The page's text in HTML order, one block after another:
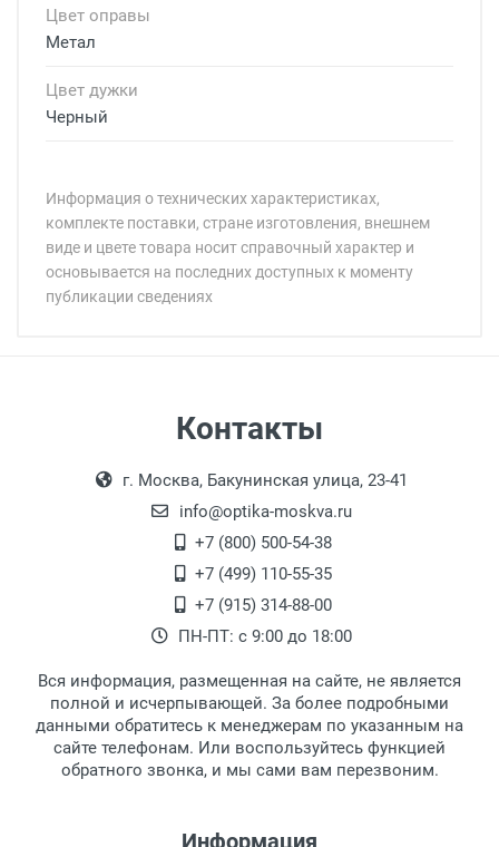
Цвет оправы
Метал
Цвет дужки
Черный
Информация о технических характеристиках,
комплекте поставки, стране изготовления, внешнем
виде и цвете товара носит справочный характер и
основывается на последних доступных к моменту
публикации сведениях
Самовывоз.
Оплата товара производится
наличными непосредственно на пункте
выдачи товара.
Перечисление средств на расчетный счет.
18:00, по субботам с 11:00 до 15:00, в
офисе по адресу: г. Москва,
Переведеновский переулок 17, корпус 1,
второй этаж, тел. +7 (499) 110-55-35.
После того, как заказ поступает в пункт
выдачи, наш менеджер связывается с
клиентом и оповещает о поступлении
Для получения товара при себе
обязательно иметь паспорт.
Заказ необходимо забрать в течение 3
рабочих дней с момента поступления на
дополнительных расходов за хранение
Контакты
г. Москва, Бакунинская улица, 23-41
info@optika-moskva.ru
+7 (800) 500-54-38
+7 (499) 110-55-35
+7 (915) 314-88-00
ПН-ПТ: с 9:00 до 18:00
Вся информация, размещенная на сайте, не является
полной и исчерпывающей. За более подробными
данными обратитесь к менеджерам по указанным на
сайте телефонам. Или воспользуйтесь функцией
обратного звонка, и мы сами вам перезвоним.
Информация